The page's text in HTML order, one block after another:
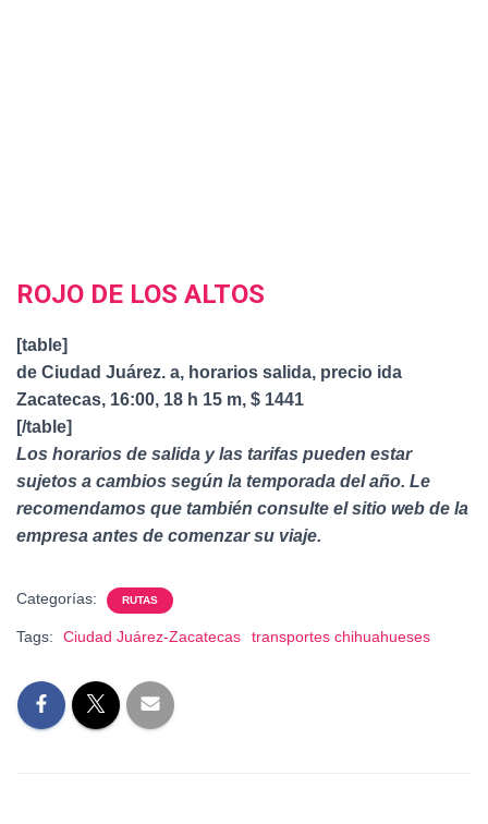
ROJO DE LOS ALTOS
[table]
de Ciudad Juárez. a, horarios salida, precio ida
Zacatecas, 16:00, 18 h 15 m, $ 1441
[/table]
Los horarios de salida y las tarifas pueden estar
sujetos a cambios según la temporada del año. Le
recomendamos que también consulte el sitio web de la
empresa antes de comenzar su viaje.
Categorías: RUTAS
Tags: Ciudad Juárez-Zacatecas transportes chihuahueses